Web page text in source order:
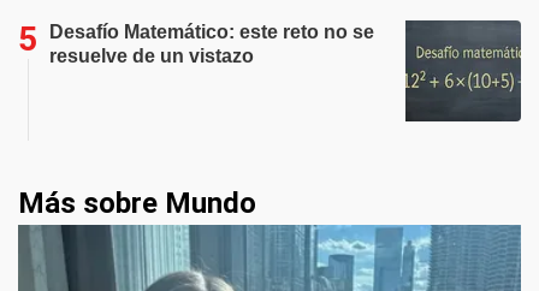
Desafío Matemático: este reto no se
resuelve de un vistazo
Más sobre Mundo